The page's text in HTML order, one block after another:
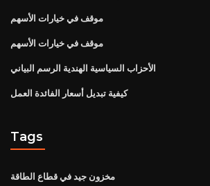
موقف في خيارات الأسهم
موقف في خيارات الأسهم
الأحزاب السياسية الهندية الرسم البياني
كيفية تبديل أسعار الفائدة العمل
Tags
مخزون جيد في قطاع الطاقة